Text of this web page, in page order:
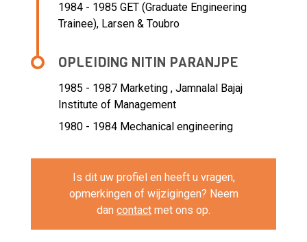
1984 - 1985 GET (Graduate Engineering
Trainee), Larsen & Toubro
OPLEIDING NITIN PARANJPE
1985 - 1987 Marketing , Jamnalal Bajaj
Institute of Management
1980 - 1984 Mechanical engineering
Is dit uw profiel en heeft u vragen,
opmerkingen of wijzigingen? Neem
dan contact met ons op.